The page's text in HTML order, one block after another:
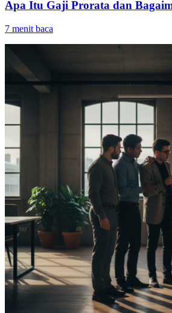
Apa Itu Gaji Prorata dan
7 menit baca